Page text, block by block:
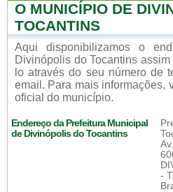
O MUNICÍPIO DE
TOCANTINS
Aqui disponibilizamos o
Divinópolis do Tocantins
lo através do seu número de
email. Para mais informações,
oficial do município.
Endereço da Prefeitura Municipal
de Divinópolis do Tocantins
-